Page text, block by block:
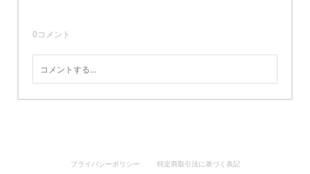
0コメント
プライバシーポリシー 特定商取引法に基づく表記